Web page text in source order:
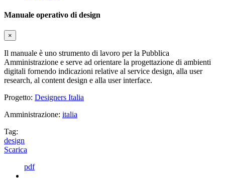
Manuale operativo di design
×
Il manuale è uno strumento di lavoro per la Pubblica
Amministrazione e serve ad orientare la progettazione di ambienti
digitali fornendo indicazioni relative al service design, alla user
research, al content design e alla user interface.
Progetto: Designers Italia
Amministrazione: italia
Tag:
design
Scarica
pdf